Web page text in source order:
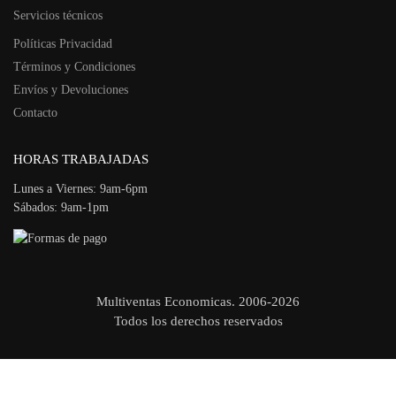
Servicios técnicos
Políticas Privacidad
Términos y Condiciones
Envíos y Devoluciones
Contacto
HORAS TRABAJADAS
Lunes a Viernes: 9am-6pm
Sábados: 9am-1pm
Multiventas Economicas. 2006-2026
Todos los derechos reservados